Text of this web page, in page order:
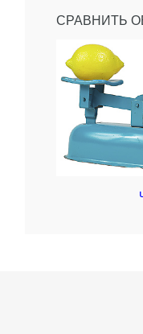
СРАВНИТЬ